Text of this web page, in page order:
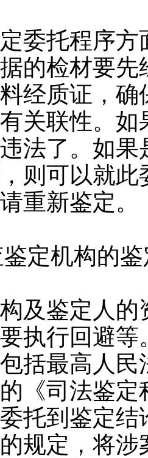
托程序方
的检材要先
经质证，确
关联性。如
法了。如果
则可以就此
重新鉴定。
机构的鉴
鉴定人的
执行回避
括最高人
《司法鉴定
托到鉴定
规定，将涉